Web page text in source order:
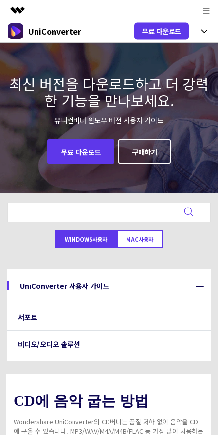
주요 제품
AIGC 크리에이티비티
유틸리티
비즈니스
솔루션
회사 소개
뉴스룸
플랜 및 가격
도움말 센터
UniConverter 무료 다운로드
제품 선택
올인원 미디어 툴박스
유니컨버터-윈도우 버전
제품 기능
음성 텍스트 변환
음성/동영상을 텍스트로 빠르고 정확
하게 변환하세요.
New
동영상 변환
업그레이드된 뛰어난 지능형 변환 프로
Hot
온라인 도구
온라인 오디오 편집기
오디오 변환
New
온라인 영상 편집기
동영상 변환
Hot
V17 업그레이드
블로그
DVD / CD 사용자
DVD 변환
New
Hot
DVD / CD 사용자
카메라 사용자
무비 사용자
더 많은 솔루션 알아보기
가이드
지원되는 형식, 장치 및 GPU의 전체 목록.
새로운 정보
온라인으로 시작하기
search
최신 버전을 다운로드하고 더 강력
한 기능을 만나보세요.
유니컨버터 윈도우 버전 사용자 가이드
무료 다운로드 구매하기
WINDOWS사용자 MAC사용자
UniConverter 사용자 가이드
서포트
비디오/오디오 솔루션
CD에 음악 굽는 방법
Wondershare UniConverter의 CD버너는 품질 저하 없이 음악을 CD
에 구울 수 있습니다. MP3/WAV/M4A/M4B/FLAC 등 가장 많이 사용하는